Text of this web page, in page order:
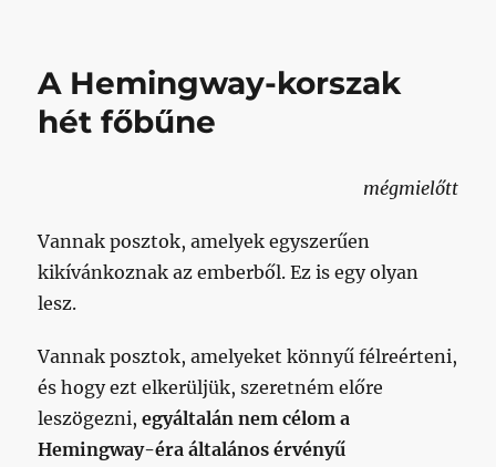
híreszteléssel
ellentétben,
A Hemingway-korszak
hét főbűne
mégmielőtt
Vannak posztok, amelyek egyszerűen
kikívánkoznak az emberből. Ez is egy olyan
lesz.
Vannak posztok, amelyeket könnyű félreérteni,
és hogy ezt elkerüljük, szeretném előre
leszögezni,egyáltalán nem célom a
Hemingway-éra általános érvényű